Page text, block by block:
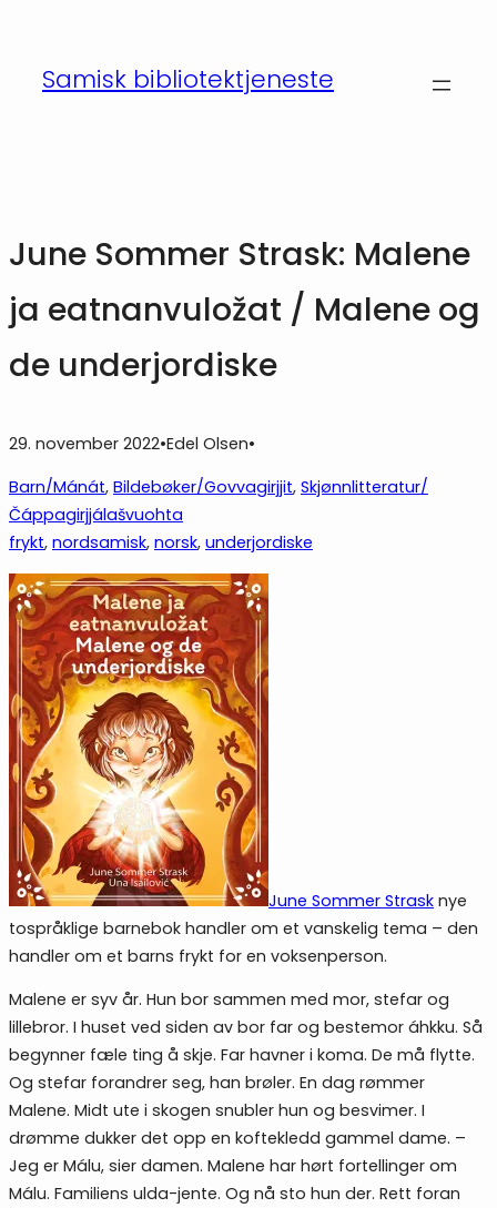
innholdSamisk bibliotektjeneste
June Sommer Strask: Malene
ja eatnanvuložat / Malene og
de underjordiske
29. november 2022•Edel Olsen•
Barn/Mánát, Bildebøker/Govvagirjjit, Skjønnlitteratur/
Čáppagirjjálašvuohta
frykt, nordsamisk, norsk, underjordiske
June Sommer Strask nye
tospråklige barnebok handler om et vanskelig tema – den
handler om et barns frykt for en voksenperson.
Malene er syv år. Hun bor sammen med mor, stefar og
lillebror. I huset ved siden av bor far og bestemor áhkku. Så
begynner fæle ting å skje. Far havner i koma. De må flytte.
Og stefar forandrer seg, han brøler. En dag rømmer
Malene. Midt ute i skogen snubler hun og besvimer. I
drømme dukker det opp en koftekledd gammel dame. –
Jeg er Málu, sier damen. Malene har hørt fortellinger om
Málu. Familiens ulda-jente. Og nå sto hun der. Rett foran